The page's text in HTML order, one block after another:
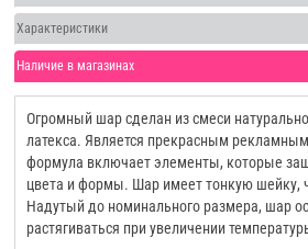
Характеристики
Наличие в магазинах
Огромный шар сделан из смеси
латекса. Является прекрасным
формула включает элементы, которые
цвета и формы. Шар имеет тонкую шейку,
Надутый до номинального размера, шар
растягиваться при увеличении